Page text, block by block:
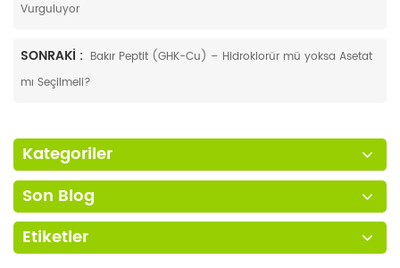
Vurguluyor
SONRAKI : Bakır Peptit (GHK-Cu) – Hidroklorür mü yoksa Asetat
mı Seçilmeli?
Kategoriler
Son Blog
Etiketler